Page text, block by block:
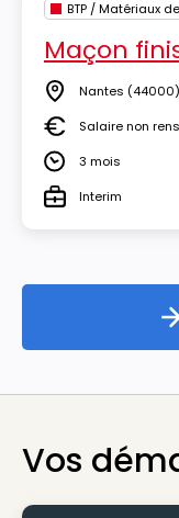
Maçon
Lieu Nantes (44000)
SalaireSalaire non
Durée3 mois
TypeInterim
Vos